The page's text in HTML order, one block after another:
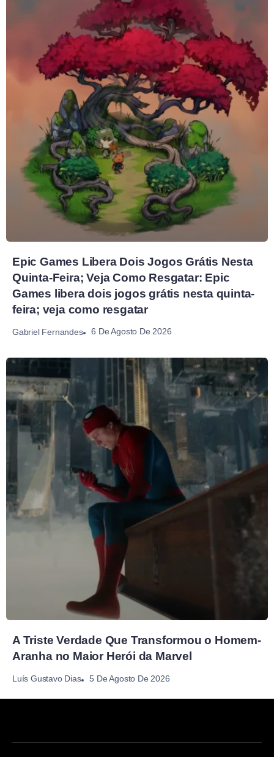
Epic Games Libera Dois Jogos Grátis Nesta
Quinta-Feira; Veja Como Resgatar: Epic
Games libera dois jogos grátis nesta quinta-
feira; veja como resgatar
Gabriel Fernandes 6 De Agosto De 2026
A Triste Verdade Que Transformou o Homem-
Aranha no Maior Herói da Marvel
Luís Gustavo Dias 5 De Agosto De 2026